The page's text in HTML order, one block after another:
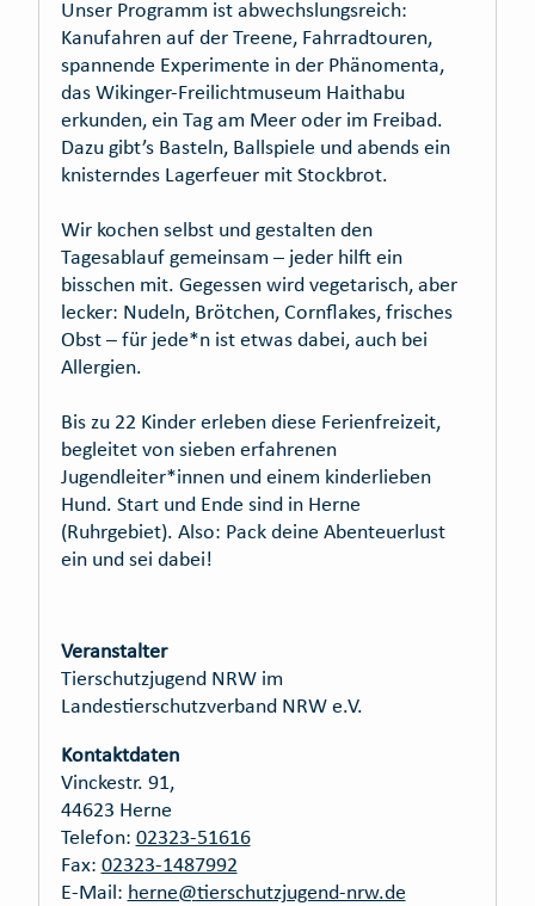
Unser Programm ist abwechslungsreich:
Kanufahren auf der Treene, Fahrradtouren,
spannende Experimente in der Phänomenta,
das Wikinger-Freilichtmuseum Haithabu
erkunden, ein Tag am Meer oder im Freibad.
Dazu gibt’s Basteln, Ballspiele und abends ein
knisterndes Lagerfeuer mit Stockbrot.
Wir kochen selbst und gestalten den
Tagesablauf gemeinsam – jeder hilft ein
bisschen mit. Gegessen wird vegetarisch, aber
lecker: Nudeln, Brötchen, Cornflakes, frisches
Obst – für jede*n ist etwas dabei, auch bei
Allergien.
Bis zu 22 Kinder erleben diese Ferienfreizeit,
begleitet von sieben erfahrenen
Jugendleiter*innen und einem kinderlieben
Hund. Start und Ende sind in Herne
(Ruhrgebiet). Also: Pack deine Abenteuerlust
ein und sei dabei!
Veranstalter
Tierschutzjugend NRW im
Landestierschutzverband NRW e.V.
Kontaktdaten
Vinckestr. 91,
44623 Herne
Telefon: 02323-51616
Fax: 02323-1487992
E-Mail: herne@tierschutzjugend-nrw.de